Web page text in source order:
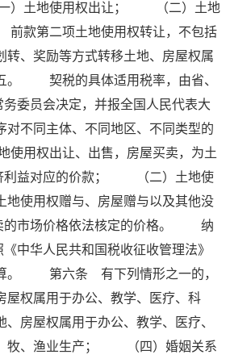
）土地使用权出让； （二）土地
款第二项土地使用权转让，不包括
、奖励等方式转移土地、房屋权属
。 契税的具体适用税率，由省、
委员会决定，并报全国人民代表大
不同主体、不同地区、不同类型的
权出让、出售，房屋买卖，为土
济利益对应的价款； （二）土地使
使用权赠与、房屋赠与以及其他没
卖的市场价格依法核定的价格。 纳
中华人民共和国税收征收管理法》
。 第六条 有下列情形之一的，
权属用于办公、教学、医疗、科
房屋权属用于办公、教学、医疗、
牧、渔业生产； （四）婚姻关系